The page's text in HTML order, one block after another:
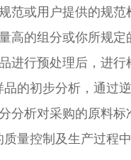
范或用户提供的规范
高的组分或你所规定
进行预处理后，进
的初步分析，通过
分析对采购的原料
量控制及生产过程